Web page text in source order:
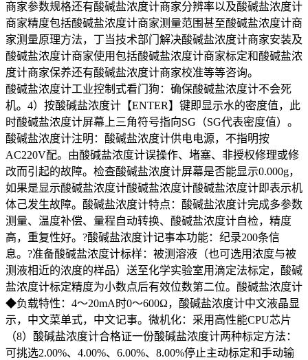
商家参数规格还有酸碱盐浓度计商家分辨率以及酸碱盐浓度计
商家精度包括酸碱盐浓度计商家测量范围甚至酸碱盐浓度计商
家测量原理方法，丁当技术部门解决酸碱盐浓度计商家安装及
酸碱盐浓度计商家使用包括酸碱盐浓度计商家标定和酸碱盐浓
度计商家保养还有酸碱盐浓度计商家校准等等咨询。
酸碱盐浓度计工业控制式看门狗：确保酸碱盐浓度计不会死
机。4）按酸碱盐浓度计【ENTER】键即显示水的密度值，此
时酸碱盐浓度计屏幕上三角符号指向SG（SG代表密度值）。
酸碱盐浓度计注明：酸碱盐浓度计供电电源，不指明按
AC220V配。由酸碱盐浓度计误操作、堵塞、非授权修理或修
改而引起的故障。检查酸碱盐浓度计屏幕是否能显示0.000g，
如果是显示酸碱盐浓度计酸碱盐浓度计酸碱盐浓度计即表示机
体己发生故障。酸碱盐浓度计特点：酸碱盐浓度计完成多参数
测量、温度补偿、量程自动转换、酸碱盐浓度计自检，精度
高，重复性好。?酸碱盐浓度计记事本功能：纪录200条信
息。?准备酸碱盐浓度计标样：被测溶液（也可选用浓度与被
测液相近的浓度的样品）送至化学实验室用滴定法标定，酸碱
盐浓度计标定精度为小数点后有效位数第二位。酸碱盐浓度计
◆负载特性：4～20mA时0～600Ω，酸碱盐浓度计中文液晶显
示，中文菜单式，中文记事。微机化：采用高性能CPU芯片
（8）酸碱盐浓度计合格证一份酸碱盐浓度计两种标定方法：
可挑选2.00%、4.00%、6.00%、8.00%停止主动标定和手动输